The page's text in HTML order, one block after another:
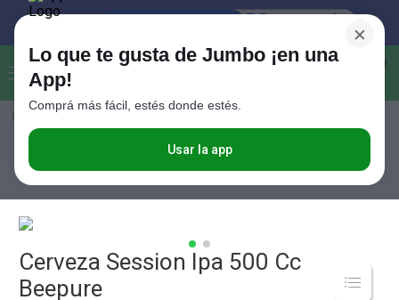
Buscar...
Seleccioná el método de entrega
×
Lo que te gusta de Jumbo ¡en una
App!
Comprá más fácil, estés donde estés.
Usar la app
Cerveza Session Ipa 500 Cc Beepure
Cerveza Session Ipa 500 Cc
Beepure
Términos más buscados
Cerveza